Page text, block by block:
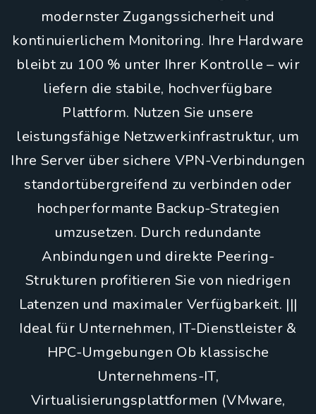
modernster Zugangssicherheit und
kontinuierlichem Monitoring. Ihre Hardware
bleibt zu 100 % unter Ihrer Kontrolle – wir
liefern die stabile, hochverfügbare
Plattform. Nutzen Sie unsere
leistungsfähige Netzwerkinfrastruktur, um
Ihre Server über sichere VPN-Verbindungen
standortübergreifend zu verbinden oder
hochperformante Backup-Strategien
umzusetzen. Durch redundante
Anbindungen und direkte Peering-
Strukturen profitieren Sie von niedrigen
Latenzen und maximaler Verfügbarkeit. |||
Ideal für Unternehmen, IT-Dienstleister &
HPC-Umgebungen Ob klassische
Unternehmens-IT,
Virtualisierungsplattformen (VMware,